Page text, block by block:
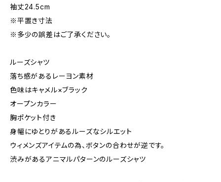
袖丈24.5cm
※平置き寸法
※多少の誤差はご了承ください。
ルーズシャツ
落ち感があるレーヨン素材
色味はキャメル×ブラック
オープンカラー
胸ポケット付き
身幅にゆとりがあるルーズなシルエット
ウィメンズアイテムの為、ボタンの合わせが逆です。
渋みがあるアニマルパターンのルーズシャツ